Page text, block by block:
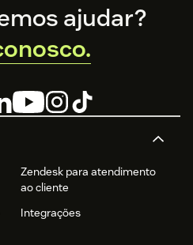
Zendesk para atendimento
ao cliente
Integrações
ajudar?